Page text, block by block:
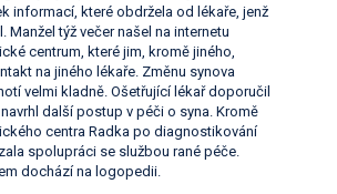
informací, které obdržela od lékaře, jenž
Manžel týž večer našel na internetu
centrum, které jim, kromě jiného,
na jiného lékaře. Změnu synova
velmi kladně. Ošetřující lékař doporučil
další postup v péči o syna. Kromě
centra Radka po diagnostikování
spolupráci se službou rané péče.
dochází na logopedii.